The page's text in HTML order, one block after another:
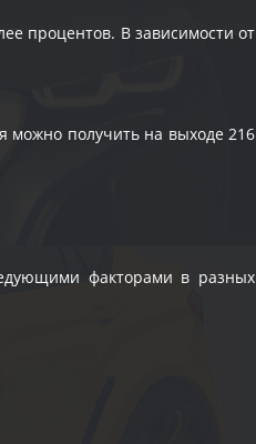
процентов. В зависимости от
можно получить на выходе 216
факторами в разных